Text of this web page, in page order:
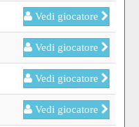
Vedi giocatore
Vedi giocatore
Vedi giocatore
Vedi giocatore